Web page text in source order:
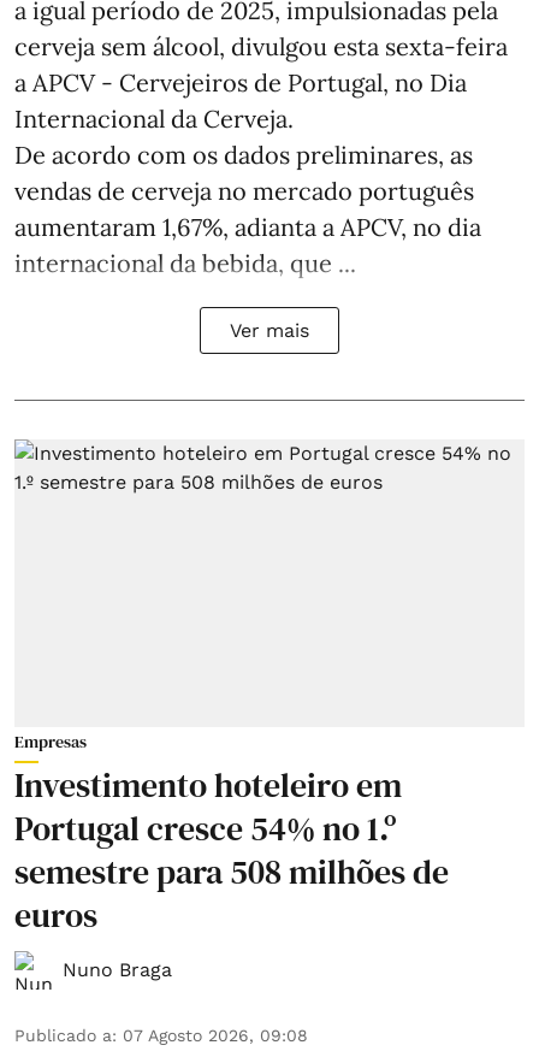
a igual período de 2025, impulsionadas pela
cerveja sem álcool, divulgou esta sexta-feira
a APCV - Cervejeiros de Portugal, no Dia
Internacional da Cerveja.
De acordo com os dados preliminares, as
vendas de cerveja no mercado português
aumentaram 1,67%, adianta a APCV, no dia
internacional da bebida, que ...
Ver mais
Empresas
Investimento hoteleiro em
Portugal cresce 54% no 1.º
semestre para 508 milhões de
euros
Nuno Braga
Publicado a: 07 Agosto 2026, 09:08